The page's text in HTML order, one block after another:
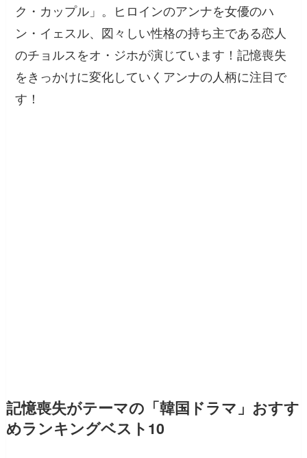
ク・カップル」。ヒロインのアンナを女優のハ
ン・イェスル、図々しい性格の持ち主である恋人
のチョルスをオ・ジホが演じています！記憶喪失
をきっかけに変化していくアンナの人柄に注目で
す！
記憶喪失がテーマの「韓国ドラマ」おすす
めランキングベスト10